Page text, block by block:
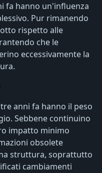
fa hanno un'influenza
Pur rimanendo
rispetto alle
che le
eccessivamente la
anni fa hanno il peso
Sebbene continuino
impatto minimo
obsolete
struttura, soprattutto
cambiamenti